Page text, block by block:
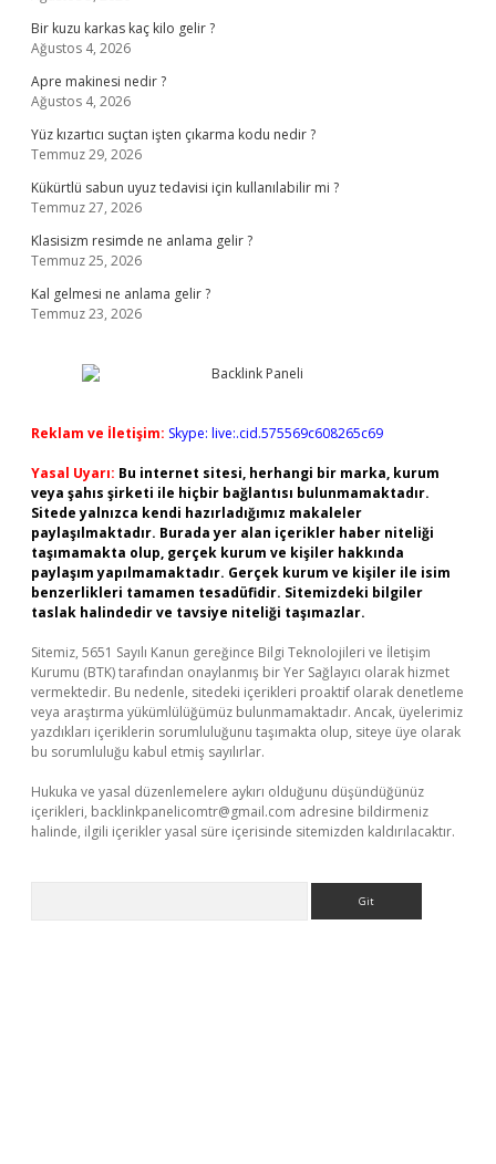
Bir kuzu karkas kaç kilo gelir ?
Ağustos 4, 2026
Apre makinesi nedir ?
Ağustos 4, 2026
Yüz kızartıcı suçtan işten çıkarma kodu nedir ?
Temmuz 29, 2026
Kükürtlü sabun uyuz tedavisi için kullanılabilir mi ?
Temmuz 27, 2026
Klasisizm resimde ne anlama gelir ?
Temmuz 25, 2026
Kal gelmesi ne anlama gelir ?
Temmuz 23, 2026
Reklam ve İletişim: Skype: live:.cid.575569c608265c69
Yasal Uyarı: Bu internet sitesi, herhangi bir marka, kurum
veya şahıs şirketi ile hiçbir bağlantısı bulunmamaktadır.
Sitede yalnızca kendi hazırladığımız makaleler
paylaşılmaktadır. Burada yer alan içerikler haber niteliği
taşımamakta olup, gerçek kurum ve kişiler hakkında
paylaşım yapılmamaktadır. Gerçek kurum ve kişiler ile isim
benzerlikleri tamamen tesadüfidir. Sitemizdeki bilgiler
taslak halindedir ve tavsiye niteliği taşımazlar.
Sitemiz, 5651 Sayılı Kanun gereğince Bilgi Teknolojileri ve İletişim
Kurumu (BTK) tarafından onaylanmış bir Yer Sağlayıcı olarak hizmet
vermektedir. Bu nedenle, sitedeki içerikleri proaktif olarak denetleme
veya araştırma yükümlülüğümüz bulunmamaktadır. Ancak, üyelerimiz
yazdıkları içeriklerin sorumluluğunu taşımakta olup, siteye üye olarak
bu sorumluluğu kabul etmiş sayılırlar.
Hukuka ve yasal düzenlemelere aykırı olduğunu düşündüğünüz
içerikleri, backlinkpanelicomtr@gmail.com adresine bildirmeniz
halinde, ilgili içerikler yasal süre içerisinde sitemizden kaldırılacaktır.